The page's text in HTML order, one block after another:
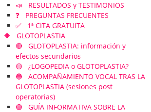
📣 RESULTADOS y TESTIMONIOS
❓ PREGUNTAS FRECUENTES
✅ 1ª CITA GRATUITA
🔶 GLOTOPLASTIA
🔴 GLOTOPLASTIA: información y
efectos secundarios
🟡 ¿LOGOPEDIA o GLOTOPLASTIA?
🔵 ACOMPAÑAMIENTO VOCAL TRAS LA
GLOTOPLASTIA (sesiones post
operatorias)
🟣 GUÍA INFORMATIVA SOBRE LA